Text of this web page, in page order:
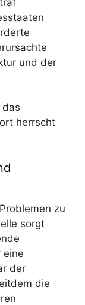
und der
das
herrscht
zu
sorgt
eine
der
die